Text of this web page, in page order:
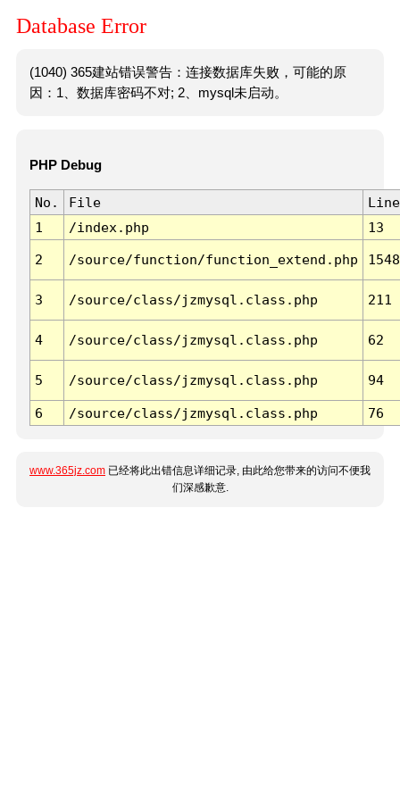
Database Error
(1040) 365建站错误警告：连接数据库失败，可能的原
因：1、数据库密码不对; 2、mysql未启动。
PHP Debug
No. File
Line
1
/index.php 13
2 /source/function/function_extend.php 1548
3 /source/class/jzmysql.class.php 211
4 /source/class/jzmysql.class.php 62
5 /source/class/jzmysql.class.php 94
6 /source/class/jzmysql.class.php 76
www.365jz.com 已经将此出错信息详细记录, 由此给您带来的访问不便我
们深感歉意.